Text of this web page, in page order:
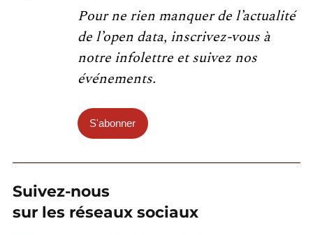
Pour ne rien manquer de l’actualité
de l’open data, inscrivez-vous à
notre infolettre et suivez nos
événements.
S'abonner
Suivez-nous
sur les réseaux sociaux